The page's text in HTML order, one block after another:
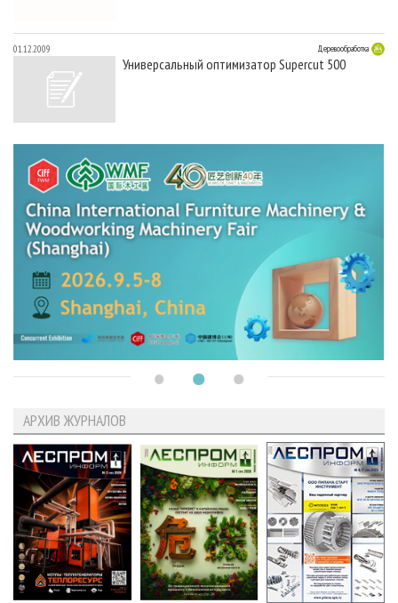
01.12.2009 Деревообработка
Универсальный оптимизатор Supercut 500
АРХИВ ЖУРНАЛОВ